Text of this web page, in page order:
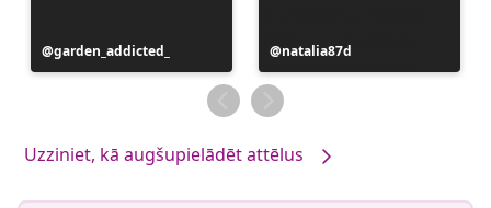
Ierakstu
publicējis
garden_addicted_
Ierakstu
publicējis
natalia87d
Uzziniet, kā augšupielādēt attēlus